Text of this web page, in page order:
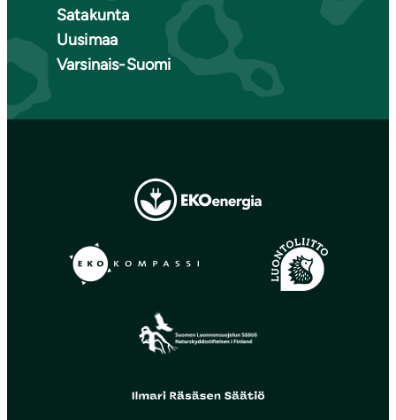
Satakunta
Uusimaa
Varsinais-Suomi